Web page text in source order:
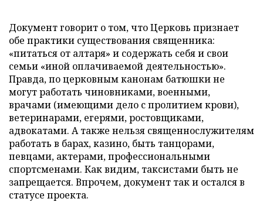
Документ говорит о том, что Церковь признает
обе практики существования священника:
«питаться от алтаря» и содержать себя и свои
семьи «иной оплачиваемой деятельностью».
Правда, по церковным канонам батюшки не
могут работать чиновниками, военными,
врачами (имеющими дело с пролитием крови),
ветеринарами, егерями, ростовщиками,
адвокатами. А также нельзя священнослужителям
работать в барах, казино, быть танцорами,
певцами, актерами, профессиональными
спортсменами. Как видим, таксистами быть не
запрещается. Впрочем, документ так и остался в
статусе проекта.